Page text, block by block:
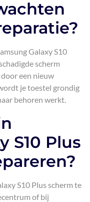
Galaxy S10
scherm
een nieuw
je toestel grondig
behoren werkt.
S10 Plus
S10 Plus scherm te
of bij